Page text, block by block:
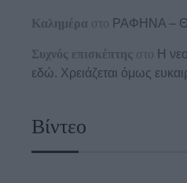
Καλημέρα στο ΡΑΦΗΝΑ –
Συχνός επισκέπτης στο Η
εδώ. Χρειάζεται όμως
Βίντεο